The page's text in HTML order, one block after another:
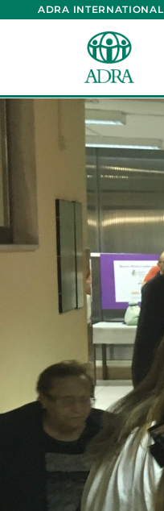
ADRA INTERNATIONAL